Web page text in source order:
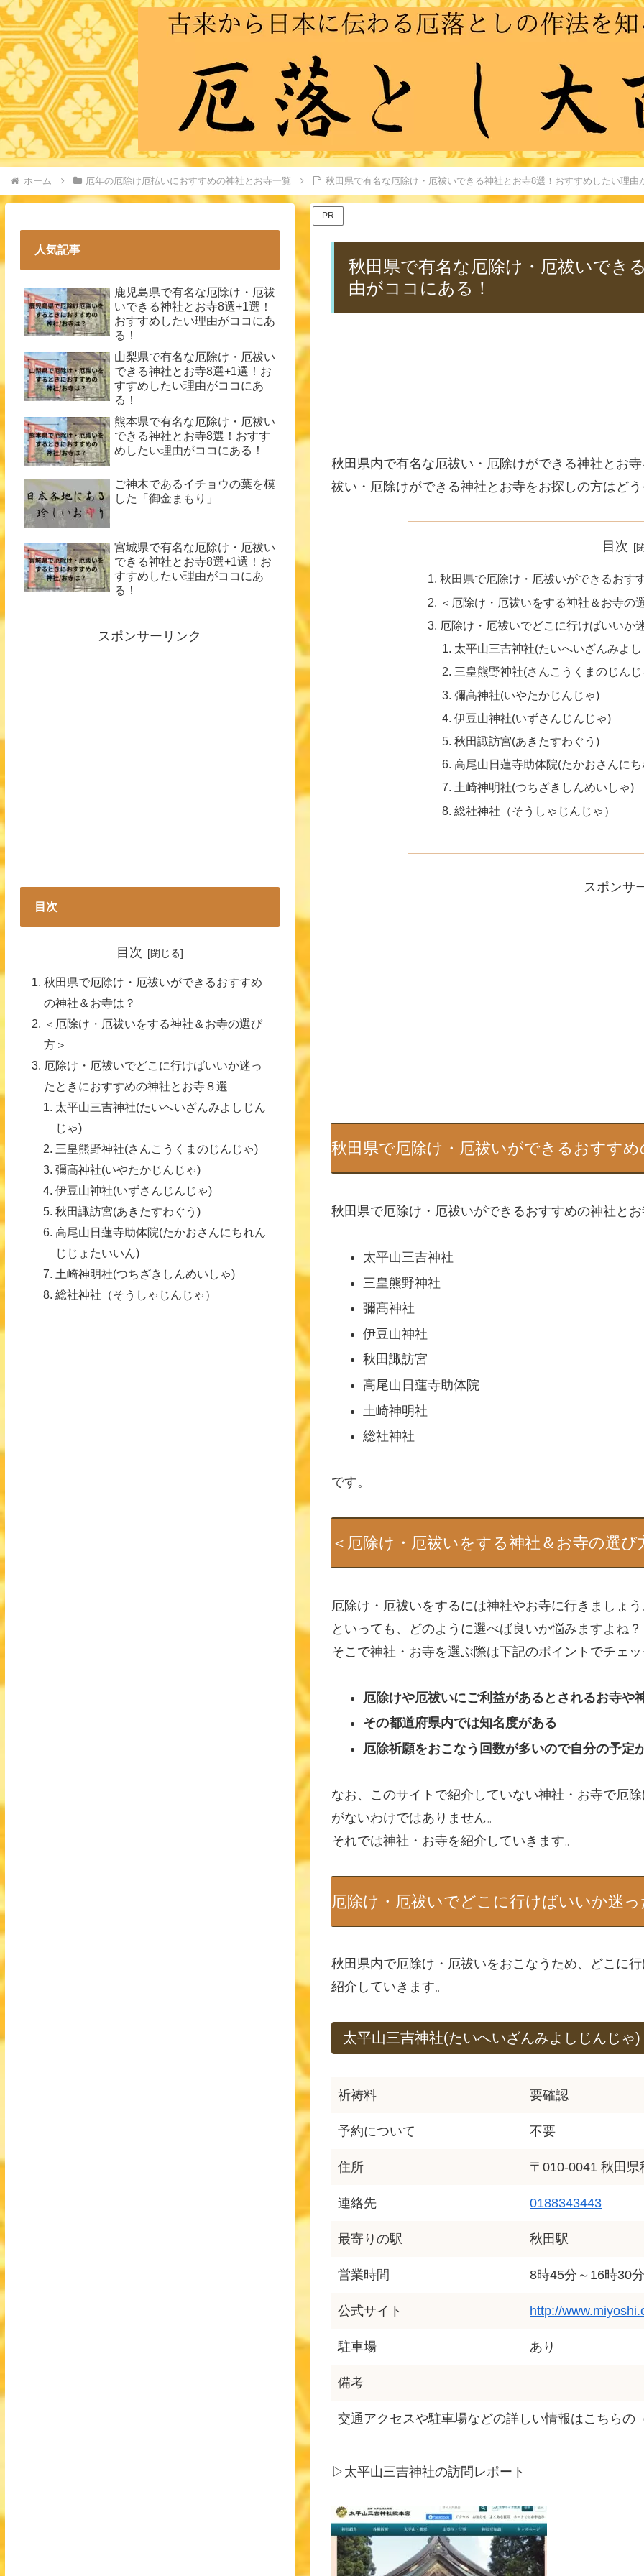
ホーム 厄年の厄除け厄払いにおすすめの神社とお寺一覧 秋田県で有名な厄除け・厄祓いできる神社とお寺8選！おすすめしたい理由
PR
秋田県で有名な厄除け・厄祓いでき
由がココにある！
秋田県内で有名な厄祓い・厄除けができる神社とお
祓い・厄除けができる神社とお寺をお探しの方はど
目次
秋田県で厄除け・厄祓いができるおす
＜厄除け・厄祓いをする神社＆お寺の
厄除け・厄祓いでどこに行けばいいか
太平山三吉神社(たいへいざんみよ
三皇熊野神社(さんこうくまのじんじ
彌髙神社(いやたかじんじゃ)
伊豆山神社(いずさんじんじゃ)
秋田諏訪宮(あきたすわぐう)
高尾山日蓮寺助体院(たかおさんに
土崎神明社(つちざきしんめいしゃ)
総社神社（そうしゃじんじゃ）
スポンサ
秋田県で厄除け・厄祓いができるおすす
秋田県で厄除け・厄祓いができるおすすめの神社と
太平山三吉神社
三皇熊野神社
彌髙神社
伊豆山神社
秋田諏訪宮
高尾山日蓮寺助体院
土崎神明社
総社神社
です。
＜厄除け・厄祓いをする神社＆お寺の選び
厄除け・厄祓いをするには神社やお寺に行きましょ
といっても、どのように選べば良いか悩みますよね？
そこで神社・お寺を選ぶ際は下記のポイントでチェ
厄除けや厄祓いにご利益があるとされるお寺や
その都道府県内では知名度がある
厄除祈願をおこなう回数が多いので自分の予定
なお、このサイトで紹介していない神社・お寺で厄
がないわけではありません。
それでは神社・お寺を紹介していきます。
厄除け・厄祓いでどこに行けばいいか迷
秋田県内で厄除け・厄祓いをおこなうため、どこに
紹介していきます。
太平山三吉神社(たいへいざんみよしじんじゃ)
祈祷料 要確認
予約について 不要
住所 〒010-0041 秋田
連絡先 0188343443
最寄りの駅 秋田駅
営業時間 8時45分～16時30
公式サイト http://
駐車場 あり
備考
交通アクセスや駐車場などの詳しい情報はこちらの
▷太平山三吉神社の訪問レポート
人気記事
鹿児島県で有名な厄除け・厄祓
いできる神社とお寺8選+1選！
おすすめしたい理由がココにあ
る！
山梨県で有名な厄除け・厄祓い
できる神社とお寺8選+1選！お
すすめしたい理由がココにあ
る！
熊本県で有名な厄除け・厄祓い
できる神社とお寺8選！おすす
めしたい理由がココにある！
ご神木であるイチョウの葉を模
した「御金まもり」
宮城県で有名な厄除け・厄祓い
できる神社とお寺8選+1選！お
すすめしたい理由がココにあ
る！
スポンサーリンク
目次
目次
秋田県で厄除け・厄祓いができるおすすめ
の神社＆お寺は？
＜厄除け・厄祓いをする神社＆お寺の選び
方＞
厄除け・厄祓いでどこに行けばいいか迷っ
たときにおすすめの神社とお寺８選
太平山三吉神社(たいへいざんみよしじん
じゃ)
三皇熊野神社(さんこうくまのじんじゃ)
彌髙神社(いやたかじんじゃ)
伊豆山神社(いずさんじんじゃ)
秋田諏訪宮(あきたすわぐう)
高尾山日蓮寺助体院(たかおさんにちれん
じじょたいいん)
土崎神明社(つちざきしんめいしゃ)
総社神社（そうしゃじんじゃ）